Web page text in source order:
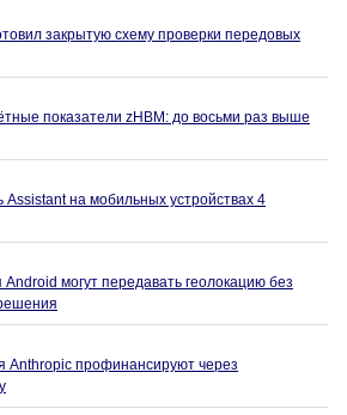
закрытую схему проверки передовых
показатели zHBM: до восьми раз выше
Assistant на мобильных устройствах 4
могут передавать геолокацию без
Anthropic профинансируют через